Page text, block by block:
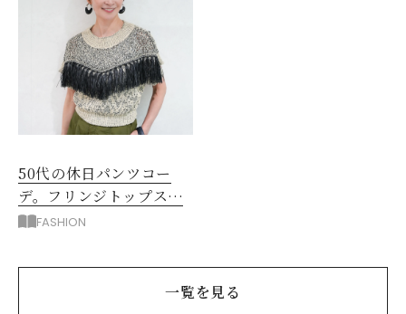
50代の休日パンツコー
デ。フリンジトップスを
主役に洗練アースカラー
FASHION
一覧を見る